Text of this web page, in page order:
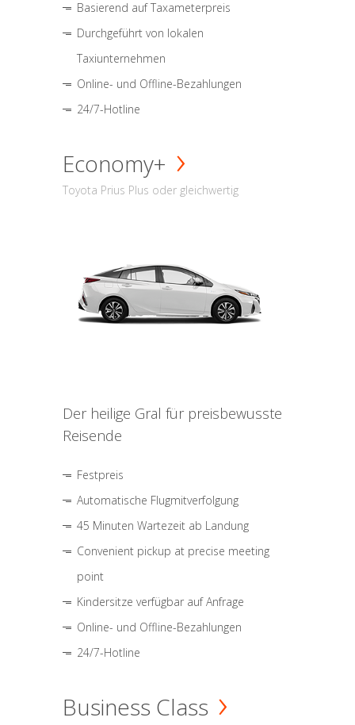
Basierend auf Taxameterpreis
Durchgeführt von lokalen
Taxiunternehmen
Online- und Offline-Bezahlungen
24/7-Hotline
Economy+
Toyota Prius Plus oder gleichwertig
Der heilige Gral für preisbewusste
Reisende
Festpreis
Automatische Flugmitverfolgung
45 Minuten Wartezeit ab Landung
Convenient pickup at precise meeting
point
Kindersitze verfügbar auf Anfrage
Online- und Offline-Bezahlungen
24/7-Hotline
Business Class